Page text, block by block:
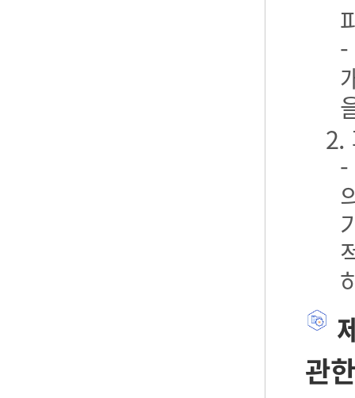
-
2.
-
관